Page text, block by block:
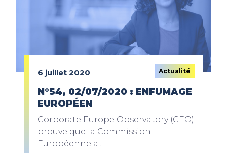
6 juillet 2020 Actualité
N°54, 02/07/2020 : ENFUMAGE
EUROPÉEN
Corporate Europe Observatory (CEO)
prouve que la Commission
Européenne a...